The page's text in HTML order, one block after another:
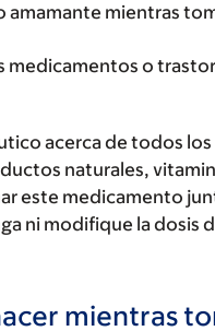
amamante mientras
medicamentos o
acerca de todos
naturales,
este medicamento
ni modifique la dosis
mientras